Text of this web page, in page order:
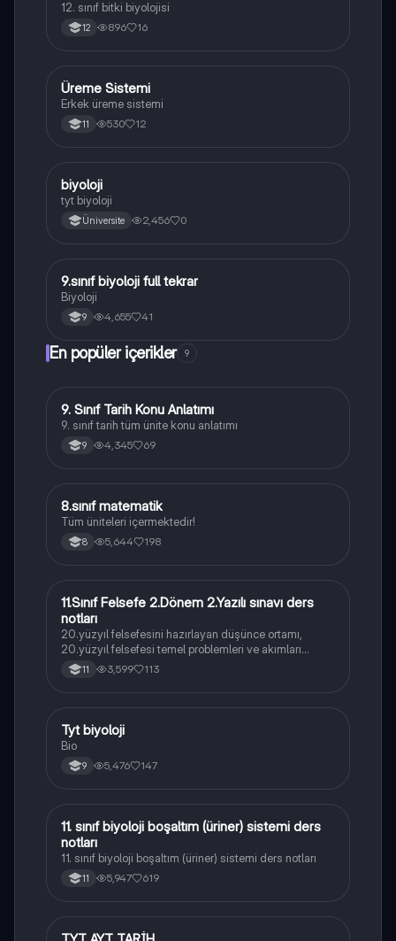
12. sınıf bitki biyolojisi
12 896 16
Biyoloji
Üreme Sistemi
Erkek üreme sistemi
11 530 12
BBiyoloji
biyoloji
tyt biyoloji
Üniversite 2,456 0
Biyoloji
9.sınıf biyoloji full tekrar
Biyoloji
9 4,655 41
En popüler içerikler 9
Tarih
9. Sınıf Tarih Konu Anlatımı
9. sınıf tarih tüm ünite konu anlatımı
9 4,345 69
Matematik
8.sınıf matematik
Tüm üniteleri içermektedir!
8 5,644 198
Felsefe
11.Sınıf Felsefe 2.Dönem 2.Yazılı sınavı ders
notları
20.yüzyıl felsefesini hazırlayan düşünce ortamı,
20.yüzyıl felsefesi temel problemleri ve akımları
konularını içermektedir
11 3,599 113
Biyoloji
Tyt biyoloji
Bio
9 5,476 147
Biyoloji
11. sınıf biyoloji boşaltım (üriner) sistemi ders
notları
11. sınıf biyoloji boşaltım (üriner) sistemi ders notları
11 5,947 619